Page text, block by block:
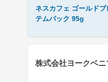
ネスカフェ ゴールド
テムパック 95g
株式会社ヨークベ